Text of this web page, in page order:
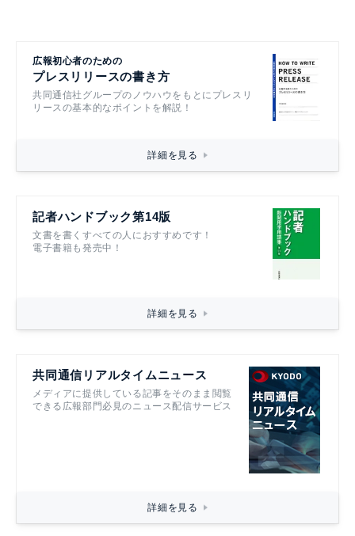
広報初心者のための
プレスリリースの書き方
共同通信社グループのノウハウをもとにプレスリ
リースの基本的なポイントを解説！
詳細を見る
記者ハンドブック第14版
文書を書くすべての人におすすめです！
電子書籍も発売中！
詳細を見る
共同通信リアルタイムニュース
メディアに提供している記事をそのまま閲覧
できる広報部門必見のニュース配信サービス
詳細を見る